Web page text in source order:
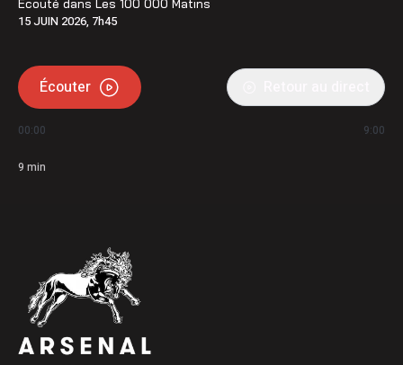
Écouté dans Les 100 000 Matins
15 JUIN 2026, 7h45
Écouter
00:00 9:00
9 min